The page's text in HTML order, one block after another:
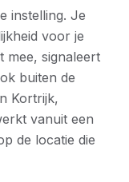
instelling. Je
voor je
mee, signaleert
buiten de
Kortrijk,
vanuit een
de locatie die